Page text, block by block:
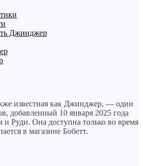
Джинджер
известная как Джинджер, — один
добавленный 10 января 2025 года
и Руди. Она доступна только во время
в магазине Бобетт.